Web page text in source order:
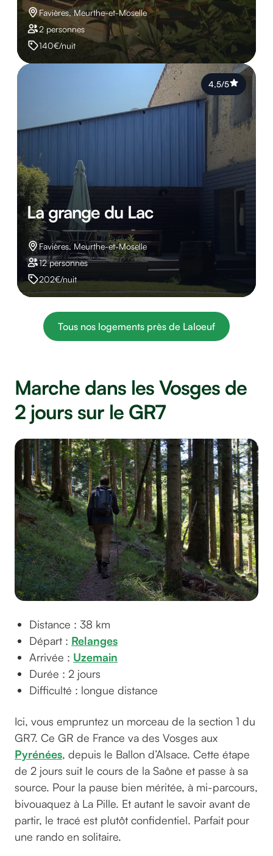
Favières, Meurthe-et-Moselle
2 personnes
140€/nuit
La grange du Lac
Favières, Meurthe-et-Moselle
12 personnes
202€/nuit
4,5/5
Tous nos logements près de Laloeuf
Marche dans les Vosges de
2 jours sur le GR7
Distance : 38 km
Départ : Relanges
Arrivée : Uzemain
Durée : 2 jours
Difficulté : longue distance
Ici, vous empruntez un morceau de la section 1 du
GR7. Ce GR de France va des Vosges aux
Pyrénées, depuis le Ballon d’Alsace. Cette étape
de 2 jours suit le cours de la Saône et passe à sa
source. Pour la pause bien méritée, à mi-parcours,
bivouaquez à La Pille. Et autant le savoir avant de
partir, le tracé est plutôt confidentiel. Parfait pour
une rando en solitaire.